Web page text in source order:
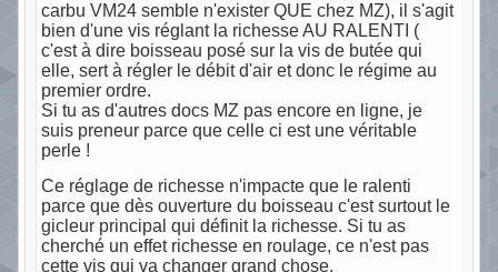
carbu VM24 semble n'exister QUE chez MZ), il s'agit
bien d'une vis réglant la richesse AU RALENTI (
c'est à dire boisseau posé sur la vis de butée qui
elle, sert à régler le débit d'air et donc le régime au
premier ordre.
Si tu as d'autres docs MZ pas encore en ligne, je
suis preneur parce que celle ci est une véritable
perle !
Ce réglage de richesse n'impacte que le ralenti
parce que dès ouverture du boisseau c'est surtout le
gicleur principal qui définit la richesse. Si tu as
cherché un effet richesse en roulage, ce n'est pas
cette vis qui va changer grand chose.